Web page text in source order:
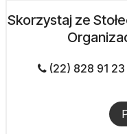
Skorzystaj ze
(22) 828 91 23